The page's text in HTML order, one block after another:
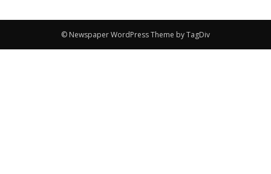
© Newspaper WordPress Theme by TagDiv